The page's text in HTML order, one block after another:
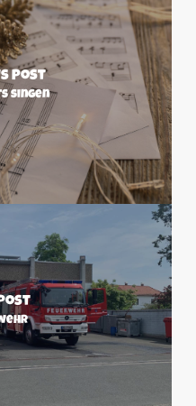
Post
singen